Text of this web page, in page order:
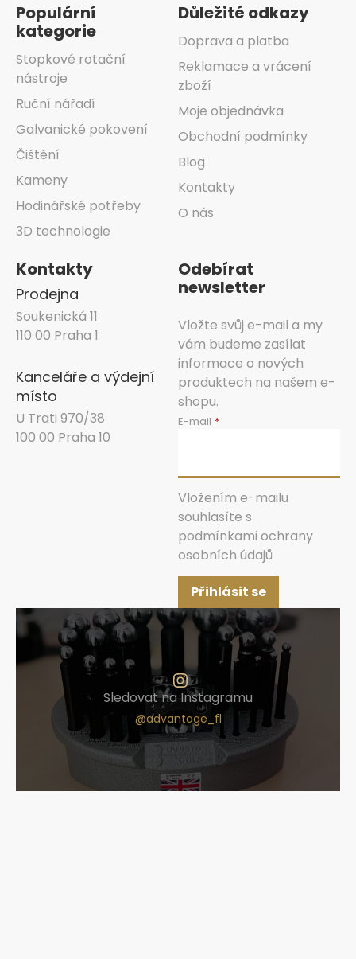
Populární
kategorie
Stopkové rotační
nástroje
Ruční nářadí
Galvanické pokovení
Čištění
Kameny
Hodinářské potřeby
3D technologie
Důležité odkazy
Doprava a platba
Reklamace a vrácení
zboží
Moje objednávka
Obchodní podmínky
Blog
Kontakty
O nás
Kontakty
Prodejna
Soukenická 11
110 00 Praha 1
Kanceláře a výdejní
místo
U Trati 970/38
100 00 Praha 10
Odebírat
newsletter
Vložte svůj e-mail a my
vám budeme zasílat
informace o nových
produktech na našem e-
shopu.
E-mail
Vložením e-mailu
souhlasíte s
podmínkami ochrany
osobních údajů
Přihlásit se
Sledovat na Instagramu